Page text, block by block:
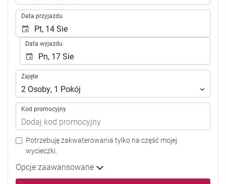
Data przyjazdu
Data wyjazdu
Zajęte
Zajęte
2 Osoby, 1 Pokój
Kod promocyjny
Potrzebuję zakwaterowania tylko na część mojej
wycieczki.
Opcje zaawansowane